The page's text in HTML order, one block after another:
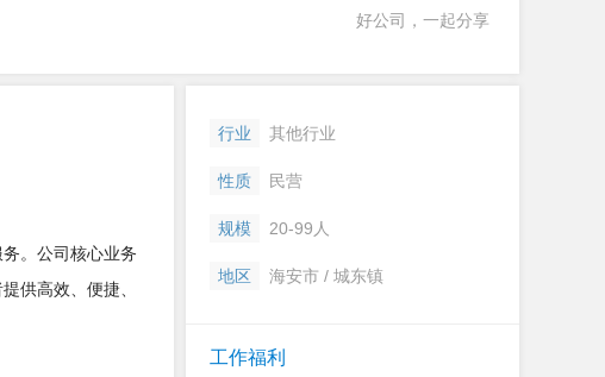
好公司，一起分享
。公司核心业务
供高效、便捷、
行业 其他行业
性质 民营
规模 20-99人
地区 海安市 / 城东镇
工作福利